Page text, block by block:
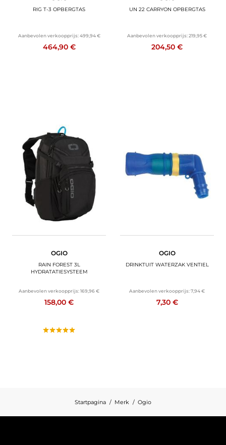
RIG T-3 OPBERGTAS
Aanbevolen verkoopprijs: 499,94 €
464,90 €
UN 22 CARRYON OPBERGTAS
Aanbevolen verkoopprijs:219,95 €
204,50 €
OGIO
RAIN FOREST 3L
HYDRATATIESYSTEEM
Aanbevolen verkoopprijs:169,96 €
158,00 €
OGIO
DRINKTUIT WATERZAK VENTIEL
Aanbevolen verkoopprijs:7,94 €
7,30 €
Startpagina Merk Ogio